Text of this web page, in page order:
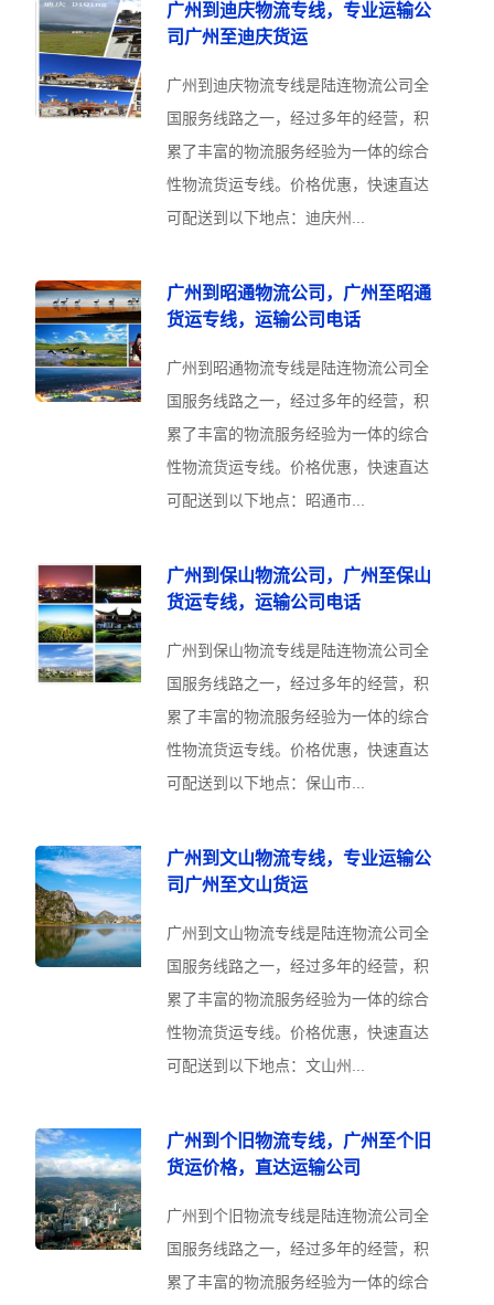
广州到迪庆物流专线，专业运输公
司广州至迪庆货运
广州到迪庆物流专线是陆连物流公司全
国服务线路之一，经过多年的经营，积
累了丰富的物流服务经验为一体的综合
性物流货运专线。价格优惠，快速直达
可配送到以下地点：迪庆州...
广州到昭通物流公司，广州至昭通
货运专线，运输公司电话
广州到昭通物流专线是陆连物流公司全
国服务线路之一，经过多年的经营，积
累了丰富的物流服务经验为一体的综合
性物流货运专线。价格优惠，快速直达
可配送到以下地点：昭通市...
广州到保山物流公司，广州至保山
货运专线，运输公司电话
广州到保山物流专线是陆连物流公司全
国服务线路之一，经过多年的经营，积
累了丰富的物流服务经验为一体的综合
性物流货运专线。价格优惠，快速直达
可配送到以下地点：保山市...
广州到文山物流专线，专业运输公
司广州至文山货运
广州到文山物流专线是陆连物流公司全
国服务线路之一，经过多年的经营，积
累了丰富的物流服务经验为一体的综合
性物流货运专线。价格优惠，快速直达
可配送到以下地点：文山州...
广州到个旧物流专线，广州至个旧
货运价格，直达运输公司
广州到个旧物流专线是陆连物流公司全
国服务线路之一，经过多年的经营，积
累了丰富的物流服务经验为一体的综合